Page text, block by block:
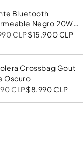
Bluetooth
Negro 20W
LED RGB PV26 Copec
CLP$15.900 CLP
Crossbag Gout
Oscuro
CLP$8.990 CLP